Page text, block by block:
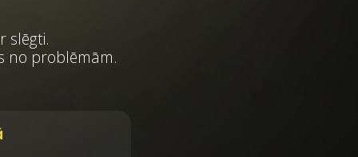
slēgti.
no problēmām.